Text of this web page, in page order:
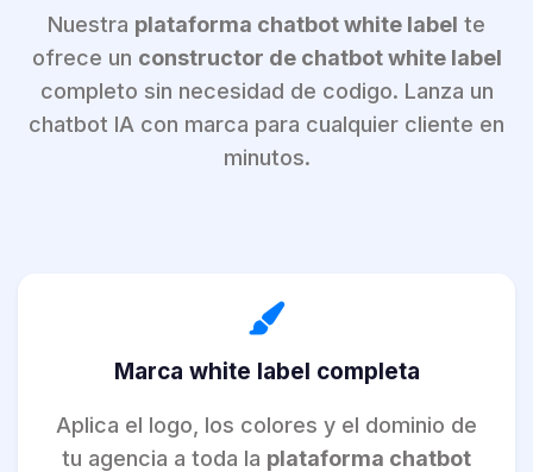
Nuestra plataforma chatbot white label te
ofrece un constructor de chatbot white label
completo sin necesidad de codigo. Lanza un
chatbot IA con marca para cualquier cliente en
minutos.
Marca white label completa
Aplica el logo, los colores y el dominio de
tu agencia a toda la plataforma chatbot